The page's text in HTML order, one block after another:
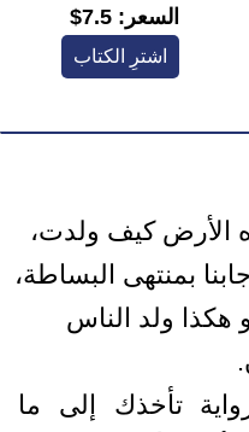
السعر: 7.5$
اشترِ الكتاب
الأرض كيف ولدت،
بمنتهى البساطة،
هكذا ولد الناس
تأخذك إلى ما